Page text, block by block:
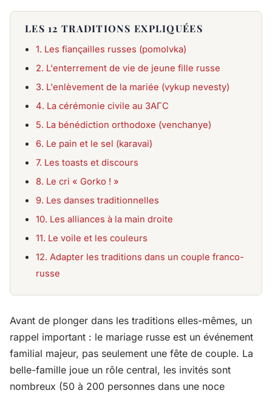
LES 12 TRADITIONS EXPLIQUÉES
1. Les fiançailles russes (pomolvka)
2. L'enterrement de vie de jeune fille russe
3. L'enlèvement de la mariée (vykup nevesty)
4. La cérémonie civile au ЗАГС
5. La bénédiction orthodoxe (venchanye)
6. Le pain et le sel (karavai)
7. Les toasts et discours
8. Le cri « Gorko ! »
9. Les danses traditionnelles
10. Les alliances à la main droite
11. Le voile et les couleurs
12. Adapter les traditions dans un couple franco-
russe
Avant de plonger dans les traditions elles-mêmes, un
rappel important : le mariage russe est un événement
familial majeur, pas seulement une fête de couple. La
belle-famille joue un rôle central, les invités sont
nombreux (50 à 200 personnes dans une noce